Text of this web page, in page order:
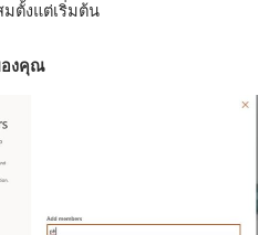
มตั้งแต่เริ่มต้น
องคุณ